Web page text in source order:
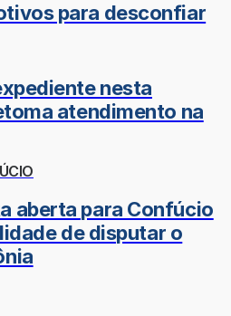
para desconfiar
nesta
atendimento na
aberta para Confúcio
de disputar o